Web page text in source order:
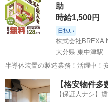
助
時給1,500円
日払い
株式会社BREXA
大分県 東中津駅
半導体装置の製造業務！活躍中！
★赴任旅費会社負担◎20代～40代
給1,500円！《大分県中津市》 人気の工場のお仕事 ◇半導体装置内部
のシート製造◇ ＊クリー...
大分 中津市 東中津駅
【格安物件
【保証人ナシ】